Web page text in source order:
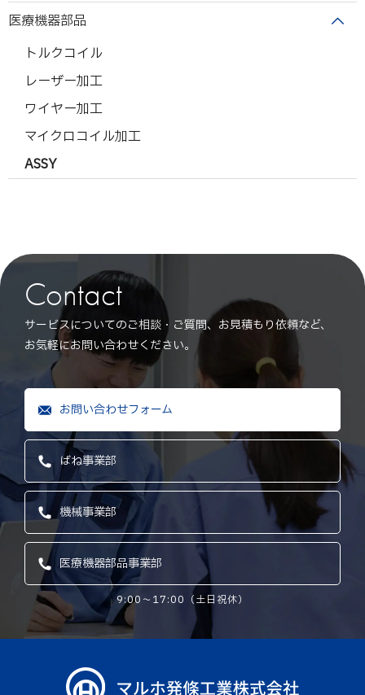
医療機器部品
トルクコイル
レーザー加工
ワイヤー加工
マイクロコイル加工
ASSY
Contact
サービスについてのご相談・ご質問、お見積もり依頼など、
お気軽にお問い合わせください。
お問い合わせフォーム
ばね事業部
機械事業部
医療機器部品事業部
9:00〜17:00（土日祝休）